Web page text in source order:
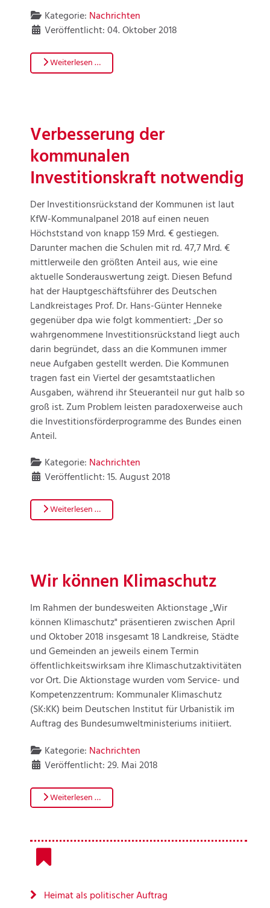
Kategorie: Nachrichten
Veröffentlicht: 04. Oktober 2018
Weiterlesen …
Verbesserung der
kommunalen
Investitionskraft notwendig
Der Investitionsrückstand der Kommunen ist laut
KfW-Kommunalpanel 2018 auf einen neuen
Höchststand von knapp 159 Mrd. € gestiegen.
Darunter machen die Schulen mit rd. 47,7 Mrd. €
mittlerweile den größten Anteil aus, wie eine
aktuelle Sonderauswertung zeigt. Diesen Befund
hat der Hauptgeschäftsführer des Deutschen
Landkreistages Prof. Dr. Hans-Günter Henneke
gegenüber dpa wie folgt kommentiert: „Der so
wahrgenommene Investitionsrückstand liegt auch
darin begründet, dass an die Kommunen immer
neue Aufgaben gestellt werden. Die Kommunen
tragen fast ein Viertel der gesamtstaatlichen
Ausgaben, während ihr Steueranteil nur gut halb so
groß ist. Zum Problem leisten paradoxerweise auch
die Investitionsförderprogramme des Bundes einen
Anteil.
Kategorie: Nachrichten
Veröffentlicht: 15. August 2018
Weiterlesen …
Wir können Klimaschutz
Im Rahmen der bundesweiten Aktionstage „Wir
können Klimaschutz" präsentieren zwischen April
und Oktober 2018 insgesamt 18 Landkreise, Städte
und Gemeinden an jeweils einem Termin
öffentlichkeitswirksam ihre Klimaschutzaktivitäten
vor Ort. Die Aktionstage wurden vom Service- und
Kompetenzzentrum: Kommunaler Klimaschutz
(SK:KK) beim Deutschen Institut für Urbanistik im
Auftrag des Bundesumweltministeriums initiiert.
Kategorie: Nachrichten
Veröffentlicht: 29. Mai 2018
Weiterlesen …
Heimat als politischer Auftrag